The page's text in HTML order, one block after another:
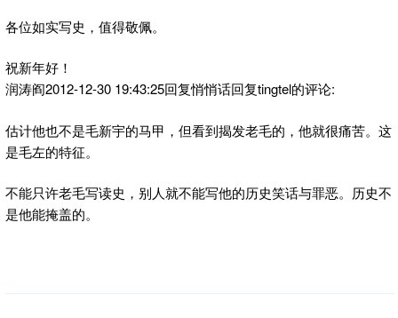
各位如实写史，值得敬佩。
祝新年好！
润涛阎2012-12-30 19:43:25回复悄悄话回复tingtel的评论:
估计他也不是毛新宇的马甲，但看到揭发老毛的，他就很痛苦。这
是毛左的特征。
不能只许老毛写读史，别人就不能写他的历史笑话与罪恶。历史不
是他能掩盖的。